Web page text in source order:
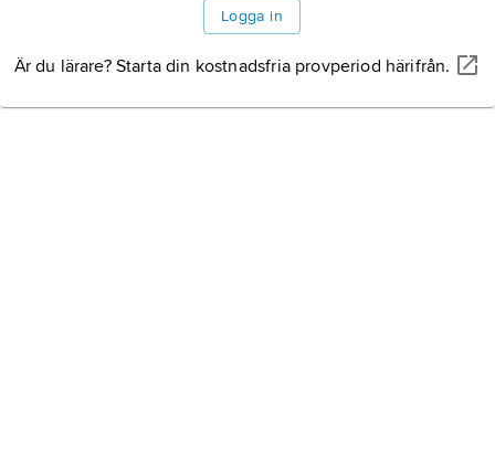
Logga in
Är du lärare? Starta din kostnadsfria provperiod härifrån.